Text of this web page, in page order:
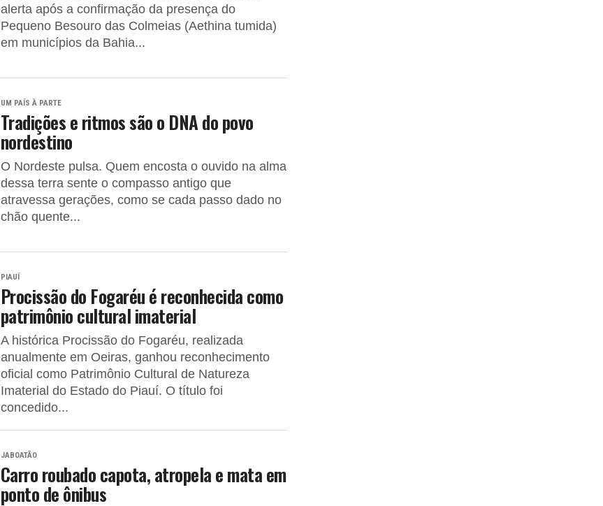
alerta após a confirmação da presença do
Pequeno Besouro das Colmeias (Aethina tumida)
em municípios da Bahia...
UM PAÍS À PARTE
Tradições e ritmos são o DNA do povo
nordestino
O Nordeste pulsa. Quem encosta o ouvido na alma
dessa terra sente o compasso antigo que
atravessa gerações, como se cada passo dado no
chão quente...
PIAUÍ
Procissão do Fogaréu é reconhecida como
patrimônio cultural imaterial
A histórica Procissão do Fogaréu, realizada
anualmente em Oeiras, ganhou reconhecimento
oficial como Patrimônio Cultural de Natureza
Imaterial do Estado do Piauí. O título foi
concedido...
JABOATÃO
Carro roubado capota, atropela e mata em
ponto de ônibus